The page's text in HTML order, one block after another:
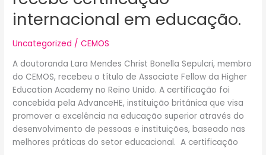
internacional em educação.
Uncategorized /CEMOS
A doutoranda Lara Mendes Christ Bonella Sepulcri, membro
do CEMOS, recebeu o título de Associate Fellow da Higher
Education Academy no Reino Unido. A certificação foi
concebida pela AdvanceHE, instituição britânica que visa
promover a excelência na educação superior através do
desenvolvimento de pessoas e instituições, baseado nas
melhores práticas do setor educacional. A certificação